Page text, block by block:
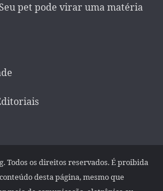
pet pode virar uma matéria
Todos os direitos reservados. É proibida
desta página, mesmo que